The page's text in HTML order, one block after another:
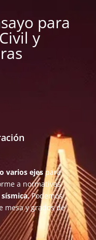
para
y
varios ejespara
a normativas
Podemos
mesa y grados de